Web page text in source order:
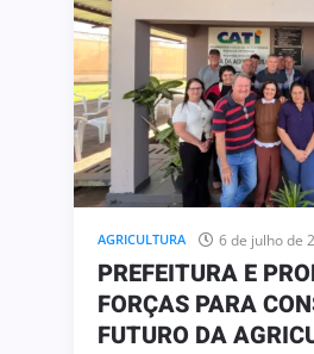
AGRICULTURA 6 de julho de
PREFEITURA E
FORÇAS PARA
FUTURO DA